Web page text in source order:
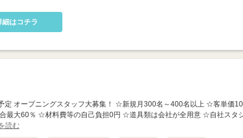
細はコチラ
定 オープニングスタッフ大募集！ ☆新規月300名～400名以上 ☆客単価
最大60％ ☆材料費等の自己負担0円 ☆道具類は会社が全用意 ☆自社スタ
読む